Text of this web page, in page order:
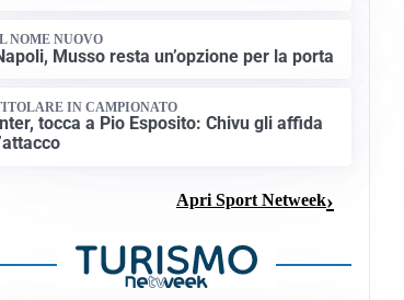
NOME NUOVO
Musso resta un’opzione per la porta
IN CAMPIONATO
Inter, tocca a Pio Esposito: Chivu gli affida
Apri Sport Netweek